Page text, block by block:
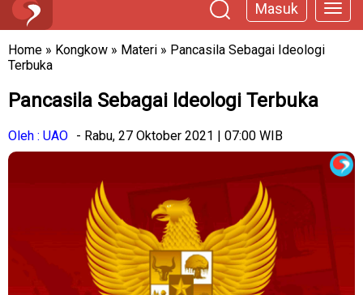
Masuk
Home » Kongkow » Materi » Pancasila Sebagai Ideologi
Terbuka
Pancasila Sebagai Ideologi Terbuka
Oleh : UAO - Rabu, 27 Oktober 2021 | 07:00 WIB